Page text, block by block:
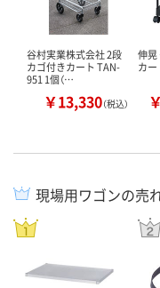
谷村実業株式会社 2段
カゴ付きカート TAN-
951 1個（…
￥13,330（税込）
伸晃
カー
現場用ワゴンの売